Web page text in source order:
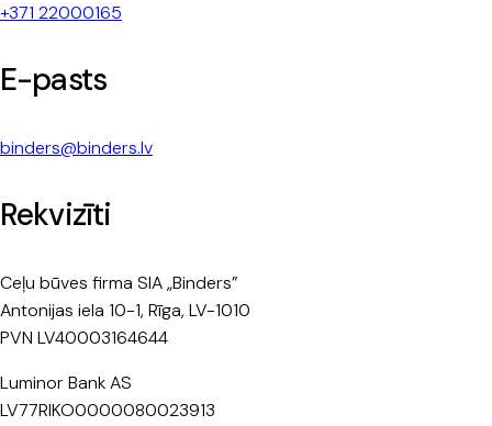
+371 22000165
E-pasts
binders@binders.lv
Rekvizīti
Ceļu būves firma SIA „Binders”
Antonijas iela 10-1, Rīga, LV-1010
PVN LV40003164644
Luminor Bank AS
LV77RIKO0000080023913